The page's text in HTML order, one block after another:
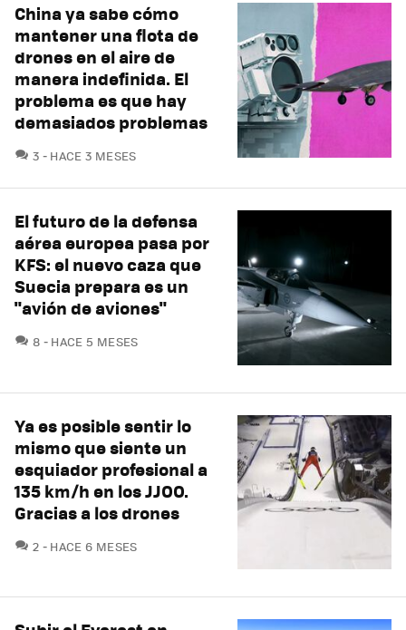
China ya sabe cómo
mantener una flota de
drones en el aire de
manera indefinida. El
problema es que hay
demasiados problemas
3 COMENTARIOS
HACE 3 MESES
El futuro de la defensa
aérea europea pasa por
KFS: el nuevo caza que
Suecia prepara es un
"avión de aviones"
8 COMENTARIOS
HACE 5 MESES
Ya es posible sentir lo
mismo que siente un
esquiador profesional a
135 km/h en los JJOO.
Gracias a los drones
2 COMENTARIOS
HACE 6 MESES